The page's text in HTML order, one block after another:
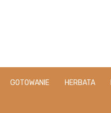
GOTOWANIE HERBATA